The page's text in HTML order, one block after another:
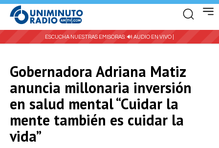
ESCUCHA NUESTRAS EMISORAS: 🔊 AUDIO EN VIVO |
Gobernadora Adriana Matiz
anuncia millonaria inversión
en salud mental “Cuidar la
mente también es cuidar la
vida”